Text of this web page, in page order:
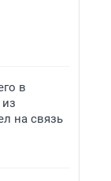
в
на связь